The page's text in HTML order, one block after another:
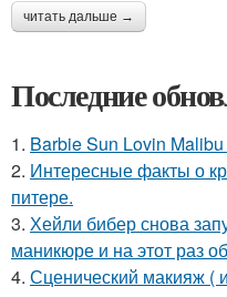
читать дальше →
Последние
1. Barbie Sun Lovin Malibu
2. Интересные факты о
питере.
3. Хейли бибер снова
маникюре и на этот раз
4. Сценический макияж (